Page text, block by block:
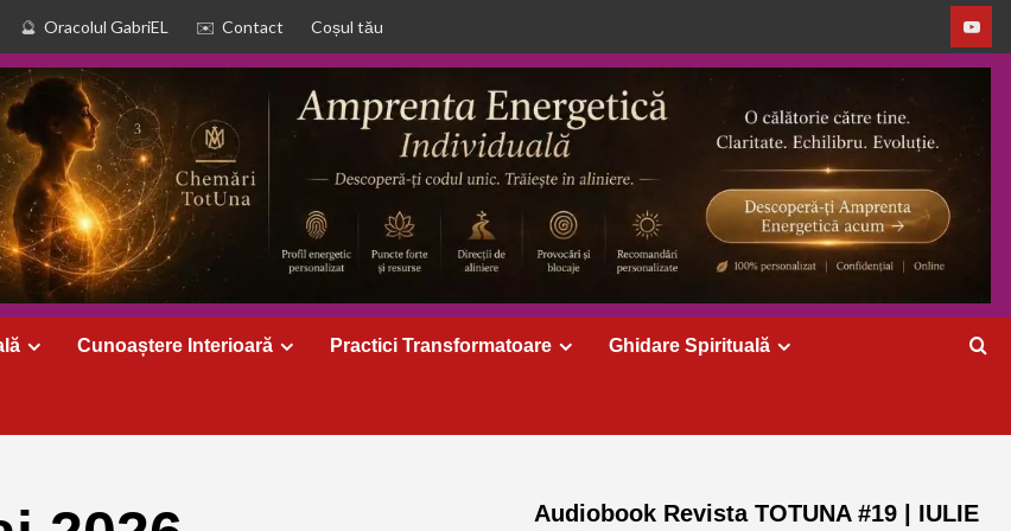
Oracolul GabriEL Contact Coșul tău
Cunoaștere Interioară Practici Transformatoare Ghidare Spirituală
Audiobook Revista TOTUNA #19 | IULIE